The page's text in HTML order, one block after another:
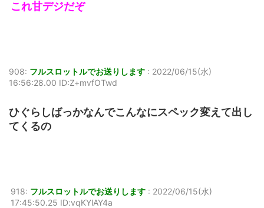
これ甘デジだぞ
908: フルスロットルでお送りします : 2022/06/15(水)
16:56:28.00 ID:Z+mvfOTwd
ひぐらしばっかなんでこんなにスペック変えて出し
てくるの
918: フルスロットルでお送りします : 2022/06/15(水)
17:45:50.25 ID:vqKYlAY4a